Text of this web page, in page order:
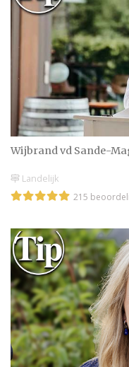
Wijbrand vd Sande-
Landelijk
215